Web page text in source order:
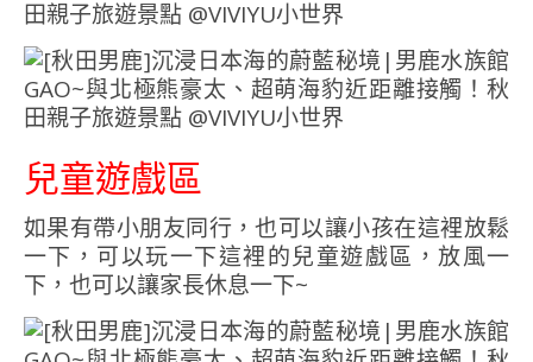
兒童遊戲區
如果有帶小朋友同行，也可以讓小孩在這裡放鬆
一下，可以玩一下這裡的兒童遊戲區，放風一
下，也可以讓家長休息一下~